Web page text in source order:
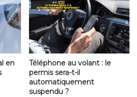
appliquer sur le pare brise avant
vitres. Le jet sortant de la buse
ridicule… « Ce n’est
dégivrants en aérosol fort
en
Téléphone au volant : le
permis sera-t-il
automatiquement
suspendu ?